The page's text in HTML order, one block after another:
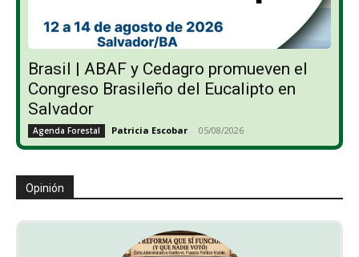
Brasil | ABAF y Cedagro promueven el
Congreso Brasileño del Eucalipto en
Salvador
Agenda Forestal Patricia Escobar - 05/08/2026
Opinión